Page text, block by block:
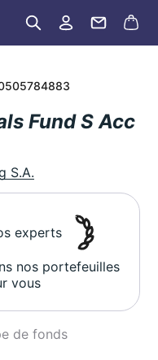
Fund S Acc
S.A.
experts
nos portefeuilles
vous
de fonds